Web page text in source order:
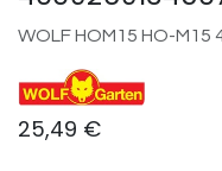
WOLF HOM15 HO-M15
25,49 €